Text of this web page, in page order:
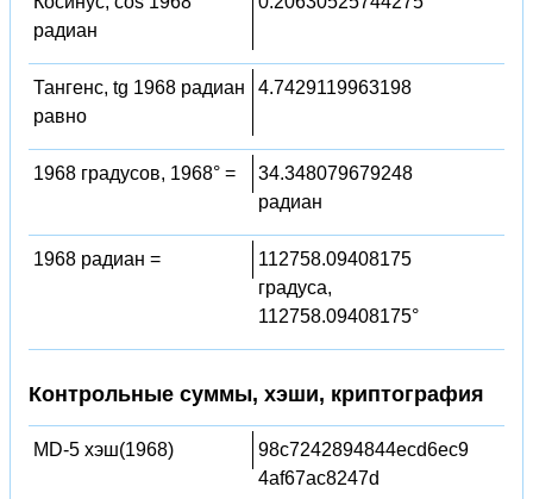
радиан
Тангенс, tg 1968 радиан
равно
4.7429119963198
1968 градусов, 1968° =
34.348079679248
радиан
1968 радиан =
112758.09408175
градуса,
112758.09408175°
Контрольные суммы, хэши, криптография
MD-5 хэш(1968)
98c7242894844ecd6ec9
4af67ac8247d